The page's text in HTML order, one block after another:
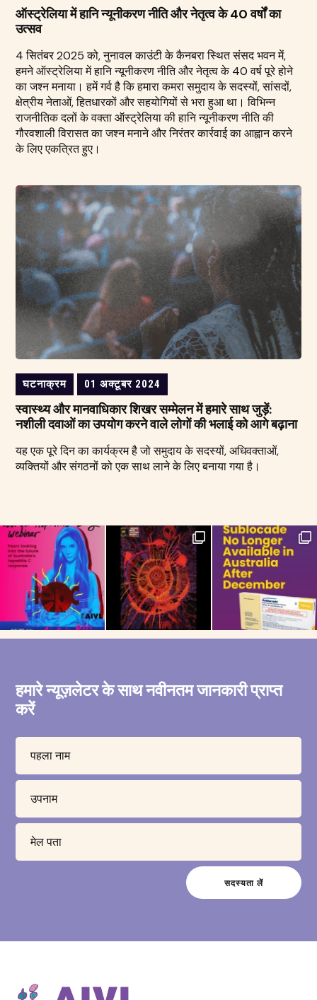
ऑस्ट्रेलिया में हानि न्यूनीकरण नीति और नेतृत्व के 40 वर्षों का
उत्सव
4 सितंबर 2025 को, नुनावल काउंटी के कैनबरा स्थित संसद भवन में,
हमने ऑस्ट्रेलिया में हानि न्यूनीकरण नीति और नेतृत्व के 40 वर्ष पूरे होने
का जश्न मनाया। हमें गर्व है कि हमारा कमरा समुदाय के सदस्यों, सांसदों,
क्षेत्रीय नेताओं, हितधारकों और सहयोगियों से भरा हुआ था। विभिन्न
राजनीतिक दलों के वक्ता ऑस्ट्रेलिया की हानि न्यूनीकरण नीति की
गौरवशाली विरासत का जश्न मनाने और निरंतर कार्रवाई का आह्वान करने
के लिए एकत्रित हुए।
घटनाक्रम 01 अक्टूबर 2024
स्वास्थ्य और मानवाधिकार शिखर सम्मेलन में हमारे साथ जुड़ें:
नशीली दवाओं का उपयोग करने वाले लोगों की भलाई को आगे बढ़ाना
यह एक पूरे दिन का कार्यक्रम है जो समुदाय के सदस्यों, अधिवक्ताओं,
व्यक्तियों और संगठनों को एक साथ लाने के लिए बनाया गया है।
हमारे न्यूज़लेटर के साथ नवीनतम जानकारी प्राप्त
करें